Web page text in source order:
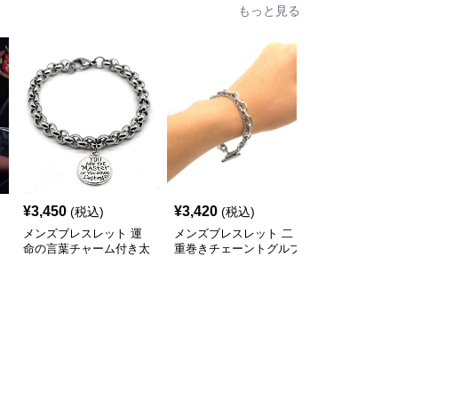
もっと見る
¥3,450 (税込)
メンズブレスレット 運
命の言葉チャーム付き太
¥3,420 (税込)
メンズブレスレット 二
重巻きチェーントグルブ